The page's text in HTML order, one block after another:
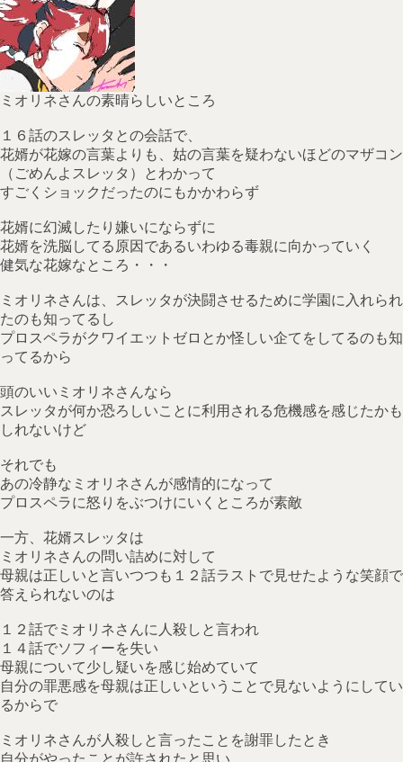
ミオリネさんの素晴らしいところ
１６話のスレッタとの会話で、
花婿が花嫁の言葉よりも、姑の言葉を疑わないほどのマザコン
（ごめんよスレッタ）とわかって
すごくショックだったのにもかかわらず
花婿に幻滅したり嫌いにならずに
花婿を洗脳してる原因であるいわゆる毒親に向かっていく
健気な花嫁なところ・・・
ミオリネさんは、スレッタが決闘させるために学園に入れられ
たのも知ってるし
プロスペラがクワイエットゼロとか怪しい企てをしてるのも知
ってるから
頭のいいミオリネさんなら
スレッタが何か恐ろしいことに利用される危機感を感じたかも
しれないけど
それでも
あの冷静なミオリネさんが感情的になって
プロスペラに怒りをぶつけにいくところが素敵
一方、花婿スレッタは
ミオリネさんの問い詰めに対して
母親は正しいと言いつつも１２話ラストで見せたような笑顔で
答えられないのは
１２話でミオリネさんに人殺しと言われ
１４話でソフィーを失い
母親について少し疑いを感じ始めていて
自分の罪悪感を母親は正しいということで見ないようにしてい
るからで
ミオリネさんが人殺しと言ったことを謝罪したとき